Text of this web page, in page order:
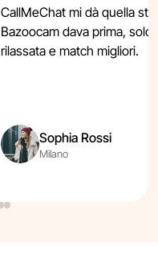
CallMeChat mi dà quella
Bazoocam dava prima,
rilassata e match migliori.
Sophia Rossi
Milano